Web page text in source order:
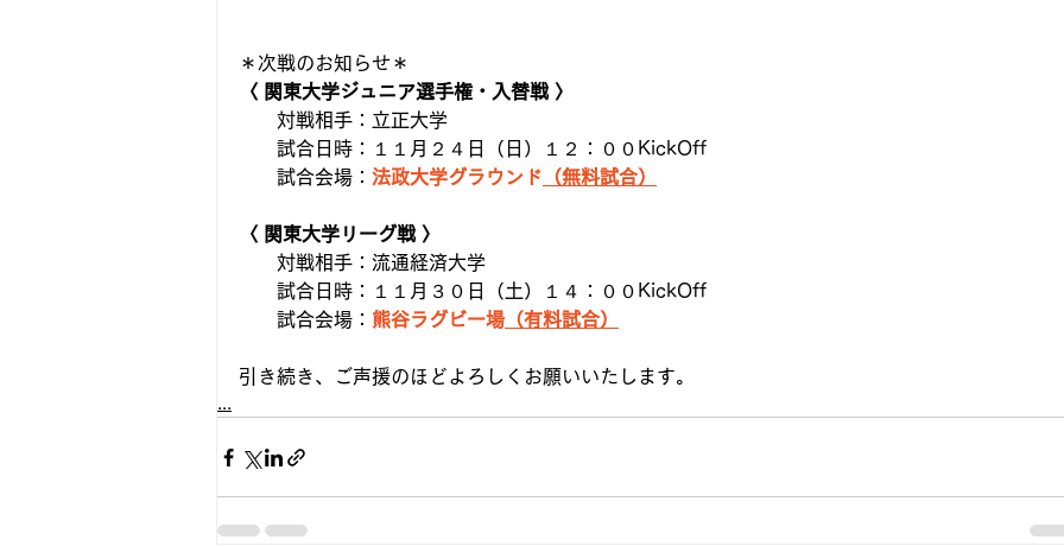
＊次戦のお知らせ＊
〈 関東大学ジュニア選手権・入替戦 〉
対戦相手：立正大学
試合日時：１１月２４日（日）１２：００KickOff
試合会場： 法政大学グラウンド （無料試合）
〈 関東大学リーグ戦 〉
対戦相手：流通経済大学
試合日時：１１月３０日（土）１４：００KickOff
試合会場： 熊谷ラグビー場 （有料試合）
引き続き、ご声援のほどよろしくお願いいたします。
...